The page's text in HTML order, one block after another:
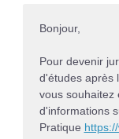
Bonjour,
Pour devenir
d'études après
vous souhaitez
d'informations
Pratique